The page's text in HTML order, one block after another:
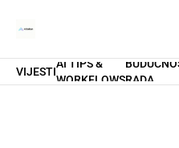
Home
VIJESTI
AI TIPS &
WORKFLOWSRADA